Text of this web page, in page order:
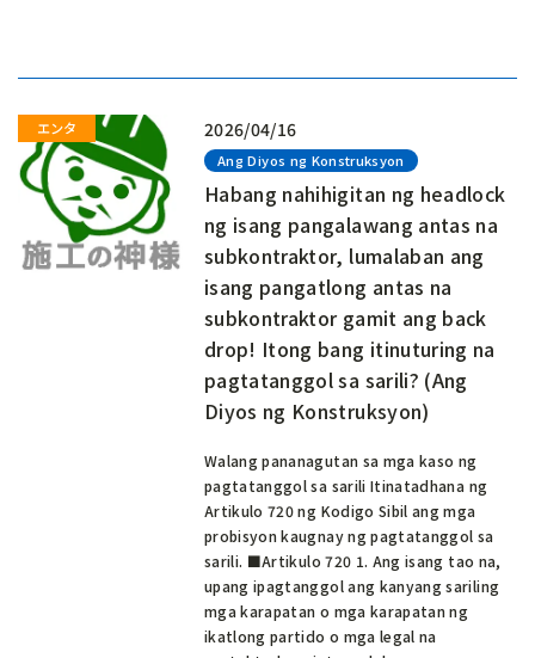
2026/04/16
Ang Diyos ng Konstruksyon
Habang nahihigitan ng headlock
ng isang pangalawang antas na
subkontraktor, lumalaban ang
isang pangatlong antas na
subkontraktor gamit ang back
drop! Itong bang itinuturing na
pagtatanggol sa sarili? (Ang
Diyos ng Konstruksyon)
Walang pananagutan sa mga kaso ng
pagtatanggol sa sarili Itinatadhana ng
Artikulo 720 ng Kodigo Sibil ang mga
probisyon kaugnay ng pagtatanggol sa
sarili. ■Artikulo 720 1. Ang isang tao na,
upang ipagtanggol ang kanyang sariling
mga karapatan o mga karapatan ng
ikatlong partido o mga legal na